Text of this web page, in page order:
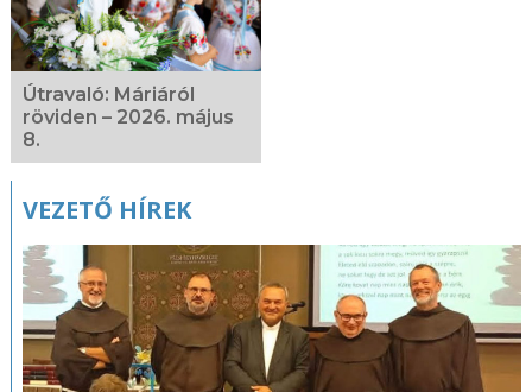
Útravaló: Máriáról
röviden – 2026. május
8.
VEZETŐ HÍREK